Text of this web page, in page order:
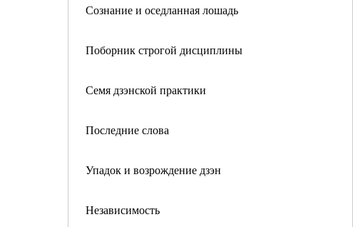
Сознание и оседланная лошадь
Поборник строгой дисциплины
Семя дзэнской практики
Последние слова
Упадок и возрождение дзэн
Независимость